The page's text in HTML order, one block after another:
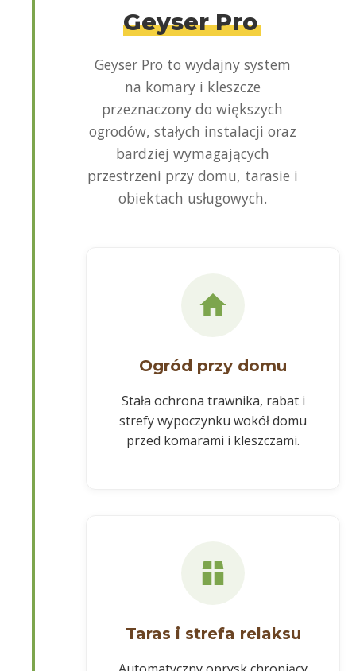
Geyser Pro
Geyser Pro to wydajny system
na komary i kleszcze
przeznaczony do większych
ogrodów, stałych instalacji oraz
bardziej wymagających
przestrzeni przy domu, tarasie i
obiektach usługowych.
Ogród przy domu
Stała ochrona trawnika, rabat i
strefy wypoczynku wokół domu
przed komarami i kleszczami.
Taras i strefa relaksu